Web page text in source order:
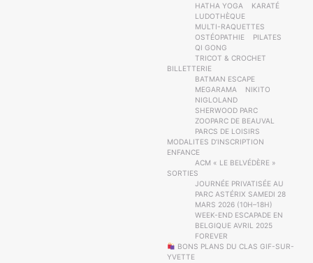
HATHA YOGA
KARATÉ
LUDOTHÈQUE
MULTI-RAQUETTES
OSTÉOPATHIE
PILATES
QI GONG
TRICOT & CROCHET
BILLETTERIE
BATMAN ESCAPE
MEGARAMA
NIKITO
NIGLOLAND
SHERWOOD PARC
ZOOPARC DE BEAUVAL
PARCS DE LOISIRS
MODALITES D’INSCRIPTION
ENFANCE
ACM « LE BELVÉDÈRE »
SORTIES
JOURNÉE PRIVATISÉE AU
PARC ASTÉRIX SAMEDI 28
MARS 2026 (10H–18H)
WEEK-END ESCAPADE EN
BELGIQUE AVRIL 2025
FOREVER
BONS PLANS DU CLAS GIF-SUR-
YVETTE